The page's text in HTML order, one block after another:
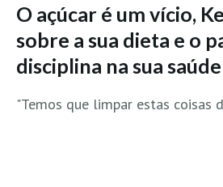
Viana do Castelo HD
Viana Pontão HD
Ofir
O açúcar é um vício,
sobre a sua dieta e o
disciplina na sua saúde
"Temos que limpar estas coisas